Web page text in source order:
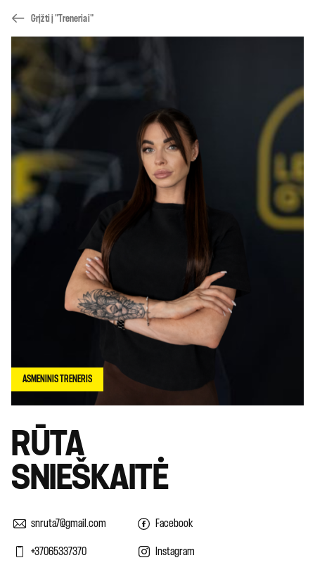
Grįžti į "Treneriai"
RŪTA
SNIEŠKAITĖ
snruta7@gmail.com
+37065337370
Facebook
Instagram
ASMENINIS TRENERIS